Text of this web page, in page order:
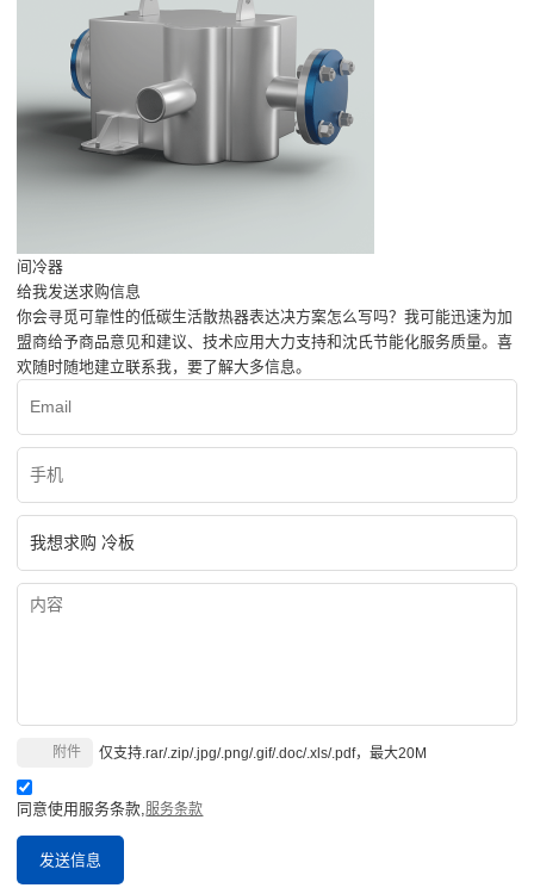
间冷器
给我发送求购信息
你会寻觅可靠性的低碳生活散热器表达决方案怎么写吗？我可能迅速为加
盟商给予商品意见和建议、技术应用大力支持和沈氏节能化服务质量。喜
欢随时随地建立联系我，要了解大多信息。
仅支持.rar/.zip/.jpg/.png/.gif/.doc/.xls/.pdf，最大20M
附件
同意使用服务条款,服务条款
发送信息